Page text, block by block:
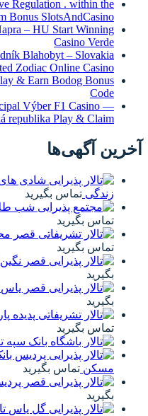
Regulation . within the
Bonus SlotsAndCasino
– HU Start Winning
Casino Verde
Blahobyt – Slovakia
Zodiac Online Casino
& Earn Bodog Bonus
Code
Výber F1 Casino —
republika Play & Claim
آخرین آگهی‌ها
زندگی تماس بگیرید
تماس بگیرید
تماس بگیرید
بگیرید
بگیرید
تماس بگیرید
مسکن تماس بگیرید
بگیرید